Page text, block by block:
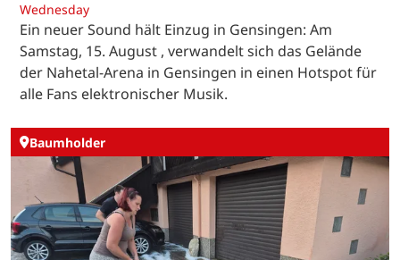
Wednesday
Ein neuer Sound hält Einzug in Gensingen: Am
Samstag, 15. August , verwandelt sich das Gelände
der Nahetal-Arena in Gensingen in einen Hotspot für
alle Fans elektronischer Musik.
Baumholder